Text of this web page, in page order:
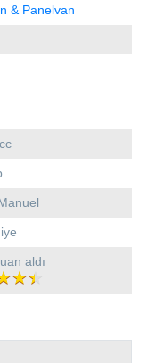
& Panelvan
aldı